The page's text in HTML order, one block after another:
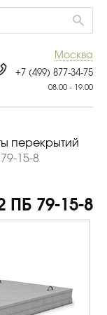
Москва
+7 (499) 877-34-75
08.00 - 19.00
перекрытий
15-8
ПБ 79-15-8